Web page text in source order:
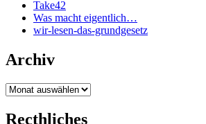
Take42
Was macht eigentlich…
wir-lesen-das-grundgesetz
Archiv
Archiv
Recthliches